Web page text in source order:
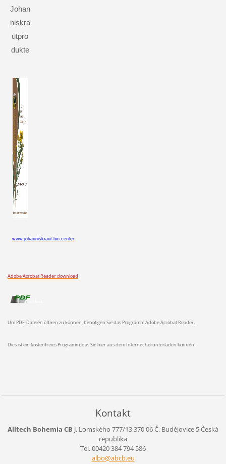
Johan
niskra
utpro
dukte
www.johanniskraut-bio.center
Adobe Acrobat Reader download
Um PDF-Dateien öffnen zu können, benötigen Sie das Programm Adobe Acrobat Reader.
Dies ist ein kostenfreies Programm, das Sie hier aus dem Internet herunterladen können.
Kontakt
Alltech Bohemia CB J. Lomského 777/13370 06 Č. Budějovice 5Česká
republika
Tel. 00420 384 794 586
albo@abcb.eu